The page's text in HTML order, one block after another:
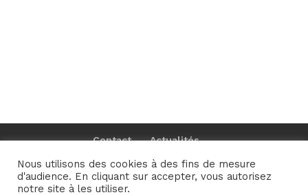
Contact
Actualités
confidentialité
Nous utilisons des cookies à des fins de mesure
d'audience. En cliquant sur accepter, vous autorisez
notre site à les utiliser.